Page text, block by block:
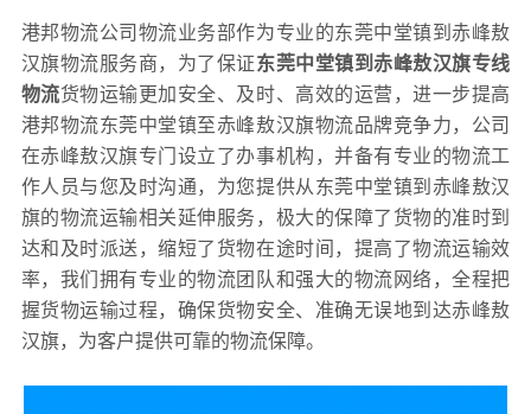
港邦物流公司物流业务部作为专业的东莞中堂镇到赤峰敖
汉旗物流服务商，为了保证东莞中堂镇到赤峰敖汉旗专线
物流货物运输更加安全、及时、高效的运营，进一步提高
港邦物流东莞中堂镇至赤峰敖汉旗物流品牌竞争力，公司
在赤峰敖汉旗专门设立了办事机构，并备有专业的物流工
作人员与您及时沟通，为您提供从东莞中堂镇到赤峰敖汉
旗的物流运输相关延伸服务，极大的保障了货物的准时到
达和及时派送，缩短了货物在途时间，提高了物流运输效
率，我们拥有专业的物流团队和强大的物流网络，全程把
握货物运输过程，确保货物安全、准确无误地到达赤峰敖
汉旗，为客户提供可靠的物流保障。